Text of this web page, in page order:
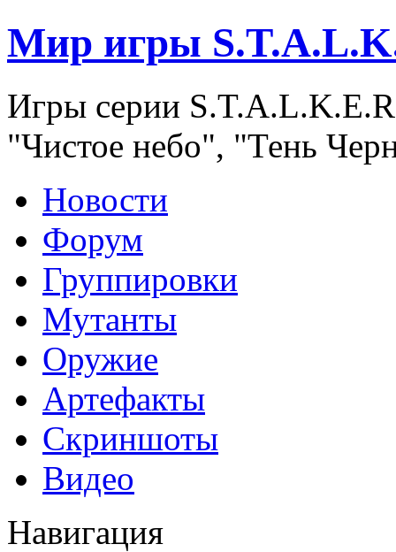
Мир игры
Игры серии
"Чистое небо", "Тень
Новости
Форум
Группировки
Мутанты
Оружие
Артефакты
Скриншоты
Видео
Навигация